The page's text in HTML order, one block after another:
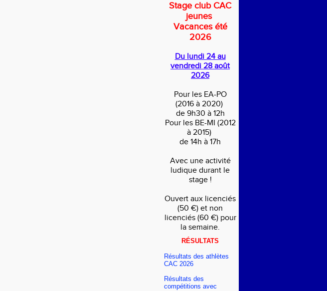
Stage club CAC
jeunes
Vacances été
2026
Du lundi 24 au
vendredi 28 août
2026
Pour les EA-PO
(2016 à 2020)
de 9h30 à 12h
Pour les BE-MI (2012
à 2015)
de 14h à 17h
Avec une activité
ludique durant le
stage !
Ouvert aux licenciés
(50 €) et non
licenciés (60 €) pour
la semaine.
RÉSULTATS
Résultats des athlètes
CAC 2026
Résultats des
compétitions avec